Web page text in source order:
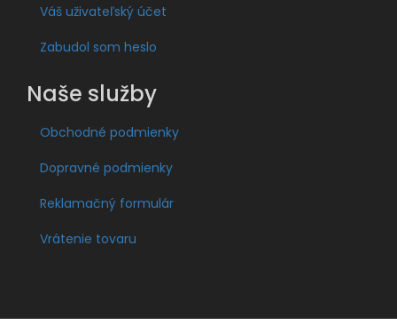
Váš uživateľský účet
Zabudol som heslo
Naše služby
Obchodné podmienky
Dopravné podmienky
Reklamačný formulár
Vrátenie tovaru